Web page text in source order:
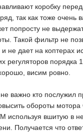
коробку
так как тоже
попросту не
Такой фильтр не
и не дает на коптерах
регуляторов порядка
висим ровно.
важно кто послужил
обороты
используя вшитую в
Получается что